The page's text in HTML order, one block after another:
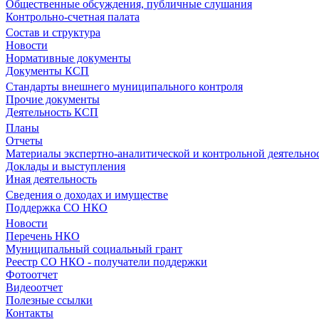
Общественные обсуждения, публичные слушания
Контрольно-счетная палата
Состав и структура
Новости
Нормативные документы
Документы КСП
Стандарты внешнего муниципального контроля
Прочие документы
Деятельность КСП
Планы
Отчеты
Материалы экспертно-аналитической и контрольной
Доклады и выступления
Иная деятельность
Сведения о доходах и имуществе
Поддержка СО НКО
Новости
Перечень НКО
Муниципальный социальный грант
Реестр СО НКО - получатели поддержки
Фотоотчет
Видеоотчет
Полезные ссылки
Контакты